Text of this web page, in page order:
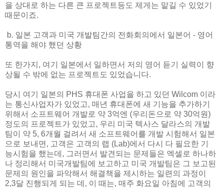
을 상대로 하는 다른 큰 프로젝트등도 제게는 맡길 수 있었기
때문이죠.
b. 일본 고객과 미국 개발팀간의 전화회의에서 일본어 - 영어
통역을 해야 했던 상황
또 한가지, 여기 일본에서 일하면서 저의 영어 듣기 실력이 향
상될 수 밖에 없는 프로젝트도 있었습니다.
당시 여기 일본의 PHS 휴대폰 사업을 하고 있던 Wilcom 이라
는 통신사업자가 있었고, 매년 휴대폰에 새 기능을 추가하기
위해서 소프트웨어 개발로 약 3억엔 (우리돈으로 약 30억원)
정도의 프로젝트가 있었고, 우리 미국 텍사스 달라스의 개발
팀이 약 5, 6개월 걸려서 새 소프트웨어를 개발 시험해서 일본
으로 보내면, 고객은 고객의 랩 (Lab)에서 다시 다 필요한 기
능시험을 했는데, 그러면서 발견되는 문제들은 엑셀로 하나하
나 정리해서 미국개발팀에 보고하고 미국 개발팀은 그 보고된
문제의 원인을 파악해서 해결책을 제시하는 일련의 과정이
2,3달 진행되게 되는 데, 이 때는, 매주 화요일 아침에 고객의